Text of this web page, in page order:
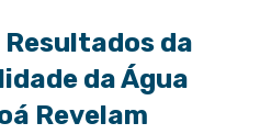
Resultados da
da Água
Revelam